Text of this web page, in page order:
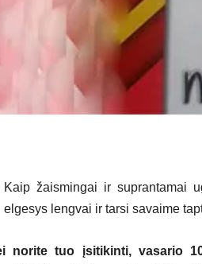
Kaip žaismingai ir suprantamai
elgesys lengvai ir tarsi savaime
norite tuo įsitikinti, vasario